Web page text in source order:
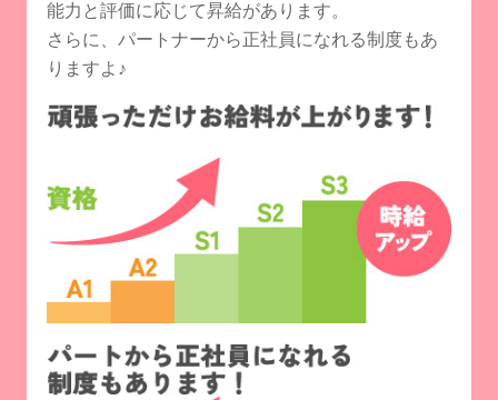
能力と評価に応じて昇給があります。
さらに、パートナーから正社員になれる制度もあ
りますよ♪